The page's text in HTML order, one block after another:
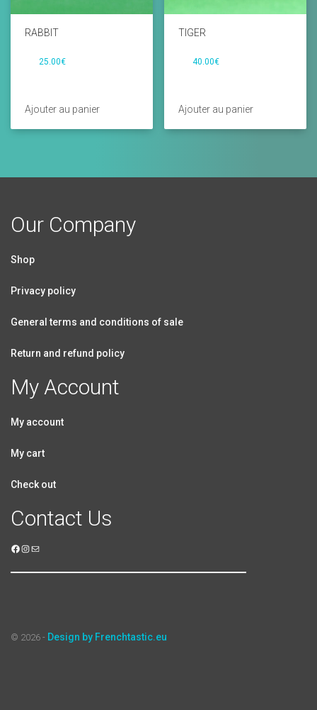
RABBIT
25.00€
Ajouter au panier
TIGER
40.00€
Ajouter au panier
Our Company
Shop
Privacy policy
General terms and conditions of sale
Return and refund policy
My Account
My account
My cart
Check out
Contact Us
© 2026 - Design by Frenchtastic.eu